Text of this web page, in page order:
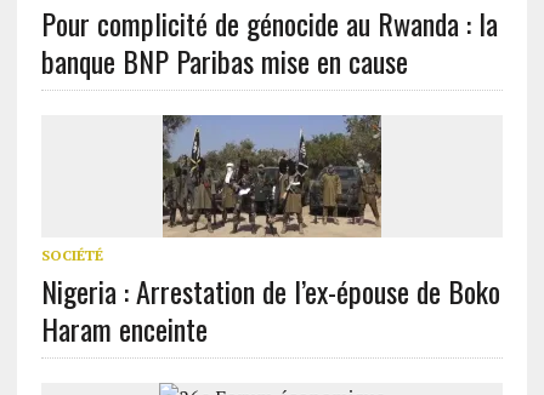
Pour complicité de génocide au Rwanda : la
banque BNP Paribas mise en cause
SOCIÉTÉ
Nigeria : Arrestation de l’ex-épouse de Boko
Haram enceinte